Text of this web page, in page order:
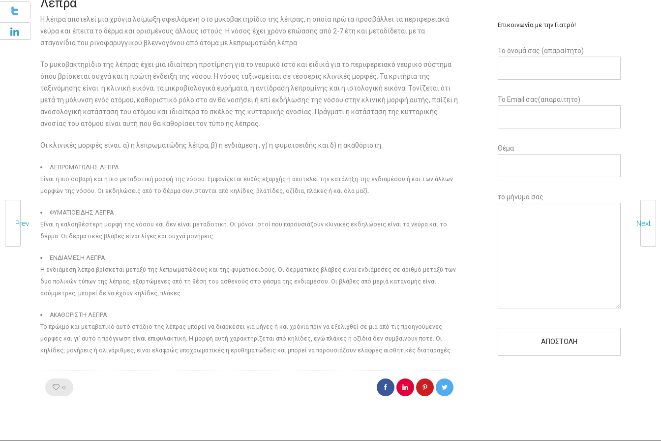
Prev Next
Λέπρα
Η λέπρα αποτελεί μια χρόνια λοίμωξη οφειλόμενη στο μυκοβακτηρίδιο της λέπρας, η οποία πρώτα προσβάλλει τα περιφερειακά
νεύρα και έπειτα το δέρμα και ορισμένους άλλους ιστούς. Η νόσος έχει χρόνο επώασης από 2-7 έτη και μεταδίδεται με τα
σταγονίδια του ρινοφαρυγγικού βλεννογόνου από άτομα με λεπρωματώδη λέπρα.
Το μυκοβακτηρίδιο της λέπρας έχει μια ιδιαίτερη προτίμηση για το νευρικό ιστό και ειδικά για το περιφερειακό νευρικό σύστημα
όπου βρίσκεται συχνά και η πρώτη ένδειξη της νόσου. Η νόσος ταξινομείται σε τέσσερις κλινικές μορφές. Τα κριτήρια της
ταξινόμησης είναι: η κλινική εικόνα, τα μικροβιολογικά ευρήματα, η αντίδραση λεπρομίνης και η ιστολογική εικόνα. Τονίζεται ότι
μετά τη μόλυνση ενός ατόμου, καθοριστικό ρόλο στο αν θα νοσήσει ή επί εκδήλωσης της νόσου στην κλινική μορφή αυτής, παίζει η
ανοσολογική κατάσταση του ατόμου και ιδιαίτερα το σκέλος της κυτταρικής ανοσίας. Πράγματι η κατάσταση της κυτταρικής
ανοσίας του ατόμου είναι αυτή που θα καθορίσει τον τύπο ης λέπρας.
Οι κλινικές μορφές είναι: α) η λεπρωματώδης λέπρα, β) η ενδιάμεση , γ) η φυματοειδής και δ) η ακαθόριστη.
ΛΕΠΡΩΜΑΤΩΔΗΣ ΛΕΠΡΑ
Είναι η πιο σοβαρή και η πιο μεταδοτική μορφή της νόσου. Εμφανίζεται ευθύς εξαρχής ή αποτελεί την κατάληξη της ενδιαμέσου ή και των άλλων
μορφών της νόσου. Οι εκδηλώσεις από το δέρμα συνίστανται από κηλίδες, βλατίδες, οζίδια, πλάκες ή και όλα μαζί.
ΦΥΜΑΤΙΟΕΙΔΗΣ ΛΕΠΡΑ
Είναι η καλοηθέστερη μορφή της νόσου και δεν είναι μεταδοτική. Οι μόνοι ιστοί που παρουσιάζουν κλινικές εκδηλώσεις είναι τα νεύρα και το
δέρμα. Οι δερματικές βλάβες είναι λίγες και συχνά μονήρεις.
ΕΝΔΙΑΜΕΣΗ ΛΕΠΡΑ
Η ενδιάμεση λέπρα βρίσκεται μεταξύ της λεπρωματώδους και της φυματιοειδούς. Οι δερματικές βλάβες είναι ενδιάμεσες σε αριθμό μεταξύ των
δύο πολικών τύπων της λέπρας, εξαρτώμενες από τη θέση του ασθενούς στο φάσμα της ενδιαμέσου. Οι βλάβες από μεριά κατανομής είναι
ασύμμετρες, μπορεί δε να έχουν κηλίδες, πλάκες.
ΑΚΑΘΟΡΙΣΤΗ ΛΕΠΡΑ
Το πρώιμο και μεταβατικό αυτό στάδιο της λέπρας μπορεί να διαρκέσει για μήνες ή και χρόνια πριν να εξελιχθεί σε μία από τις προηγούμενες
μορφές και γι΄ αυτό η πρόγνωση είναι επιφυλακτική. Η μορφή αυτή χαρακτηρίζεται από κηλίδες, ενώ πλάκες ή οζίδια δεν συμβαίνουν ποτέ. Οι
κηλίδες, μονήρεις ή ολιγάριθμες, είναι ελαφρώς υποχρωματικές η ερυθηματώδεις και μπορεί να παρουσιάζουν ελαφρές αισθητικές διαταραχές.
0
Επικοινωνία με την Γιατρό!
Το όνομά σας (απαραίτητο)
Το Email σας(απαραίτητο)
Θέμα
το μήνυμά σας